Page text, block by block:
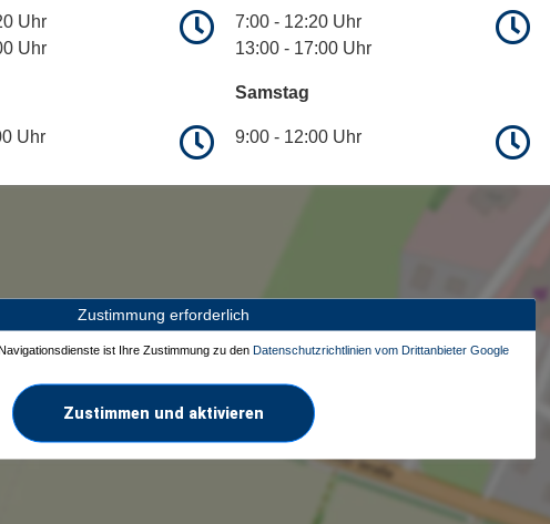
Uhr
Uhr
Uhr
7:00 - 12:20 Uhr
13:00 - 17:00 Uhr
Samstag
9:00 - 12:00 Uhr
Zustimmung erforderlich
ist Ihre Zustimmung zu den Datenschutzrichtlinien vom Drittanbieter Google
Zustimmen und aktivieren